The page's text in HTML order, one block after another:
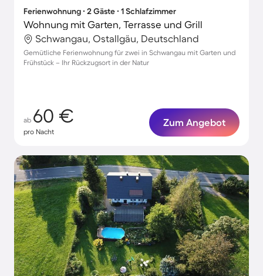
Ferienwohnung ∙ 2 Gäste ∙ 1 Schlafzimmer
Wohnung mit Garten, Terrasse und Grill
Schwangau, Ostallgäu, Deutschland
Gemütliche Ferienwohnung für zwei in Schwangau mit Garten und
Frühstück – Ihr Rückzugsort in der Natur
ab 60 €
pro Nacht
Zum Angebot